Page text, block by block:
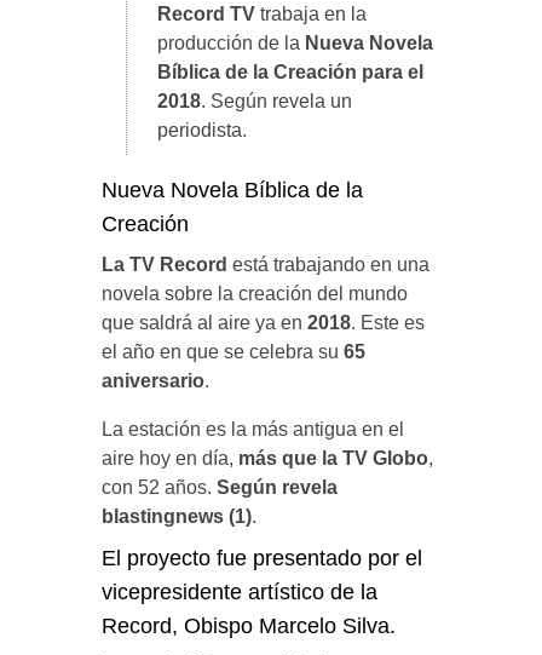
Record TV trabaja en la
producción de la Nueva Novela
Bíblica de la Creación para el
2018. Según revela un
periodista.
Nueva Novela Bíblica de la
Creación
La TV Record está trabajando en una
novela sobre la creación del mundo
que saldrá al aire ya en 2018. Este es
el año en que se celebra su 65
aniversario.
La estación es la más antigua en el
aire hoy en día, más que la TV Globo,
con 52 años. Según revela
blastingnews (1).
El proyecto fue presentado por el
vicepresidente artístico de la
Record, Obispo Marcelo Silva.